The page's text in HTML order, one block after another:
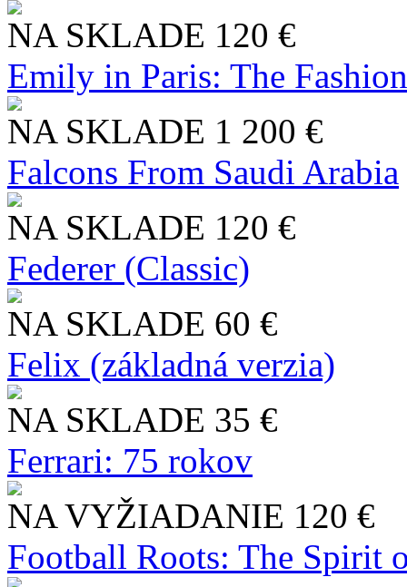
NA SKLADE 120 €
Emily in Paris: The
NA SKLADE 1 200 €
Falcons From Saudi Arabia
NA SKLADE 120 €
Federer (Classic)
NA SKLADE 60 €
Felix (základná verzia)
NA SKLADE 35 €
Ferrari: 75 rokov
NA VYŽIADANIE 120 €
Football Roots: The Spirit